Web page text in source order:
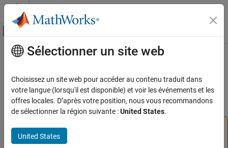
Passer au contenu
Activer/désactiver l'affichage du menu
Accueil de la documentation
Développement FPGA, ASIC et SoC
Fixed-Point Designer
Embedded Implementation
Integrate External Code
Contenu principal
ssFxpGetU32BitRegionCompliant
Determine whether S-function is compliant with the U32 bit region
interface
ThessFxpGetU32BitRegionCompliant
ignored. This function no longer has any impact on the
Sélectionner un site web
Choisissez un site web pour accéder au contenu traduit dans
votre langue (lorsqu'il est disponible) et voir les événements et les
offres locales. D’après votre position, nous vous recommandons
de sélectionner la région suivante :United States.
United States